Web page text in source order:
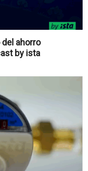
ahorro
by ista